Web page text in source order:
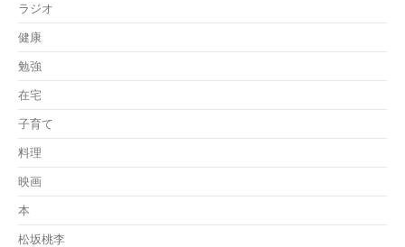
ラジオ
健康
勉強
在宅
子育て
料理
映画
本
松坂桃李